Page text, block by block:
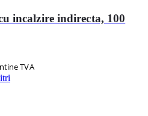
incalzire indirecta, 100
TVA